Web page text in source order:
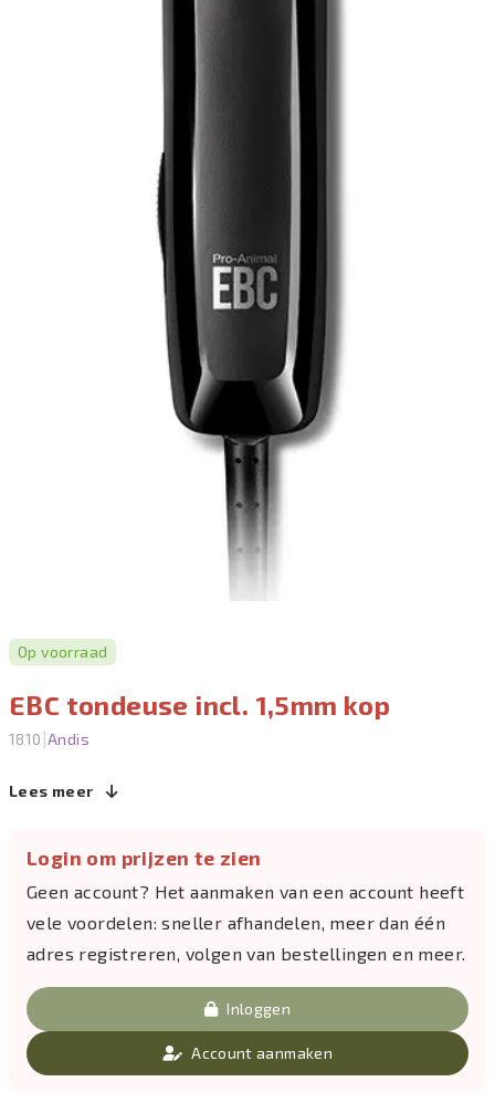
Op voorraad
EBC tondeuse incl. 1,5mm kop
1810 |Andis
Lees meer
Login om prijzen te zien
Geen account? Het aanmaken van een account heeft
vele voordelen: sneller afhandelen, meer dan één
adres registreren, volgen van bestellingen en meer.
Inloggen
Account aanmaken